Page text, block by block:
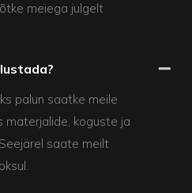
meiega julgelt
palun saatke meile
materjalide, koguste ja
saate meilt